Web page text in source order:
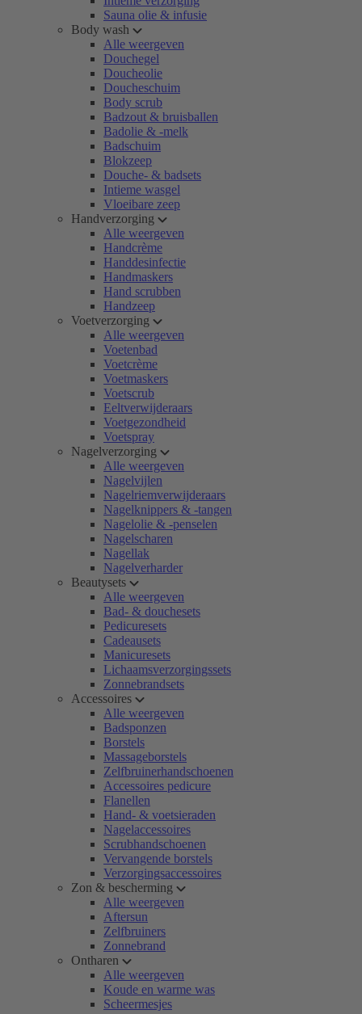
Sauna olie & infusie
Body wash
Alle weergeven
Douchegel
Doucheolie
Doucheschuim
Body scrub
Badzout & bruisballen
Badolie & -melk
Badschuim
Blokzeep
Douche- & badsets
Intieme wasgel
Vloeibare zeep
Handverzorging
Alle weergeven
Handcrème
Handdesinfectie
Handmaskers
Hand scrubben
Handzeep
Voetverzorging
Alle weergeven
Voetenbad
Voetcrème
Voetmaskers
Voetscrub
Eeltverwijderaars
Voetgezondheid
Voetspray
Nagelverzorging
Alle weergeven
Nagelvijlen
Nagelriemverwijderaars
Nagelknippers & -tangen
Nagelolie & -penselen
Nagelscharen
Nagellak
Nagelverharder
Beautysets
Alle weergeven
Bad- & douchesets
Pedicuresets
Cadeausets
Manicuresets
Lichaamsverzorgingssets
Zonnebrandsets
Accessoires
Alle weergeven
Badsponzen
Borstels
Massageborstels
Zelfbruinerhandschoenen
Accessoires pedicure
Flanellen
Hand- & voetsieraden
Nagelaccessoires
Scrubhandschoenen
Vervangende borstels
Verzorgingsaccessoires
Zon & bescherming
Alle weergeven
Aftersun
Zelfbruiners
Zonnebrand
Ontharen
Alle weergeven
Koude en warme was
Scheermesjes